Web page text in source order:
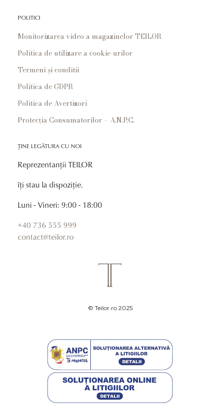
POLITICI
Monitorizarea video a magazinelor TEILOR
Politica de utilizare a cookie-urilor
Termeni și conditii
Politica de GDPR
Politica de Avertizori
Protecția Consumatorilor – A.N.P.C.
ȚINE LEGĂTURA CU NOI
Reprezentanții TEILOR
îți stau la dispoziție.
Luni - Vineri: 9:00 - 18:00
+40 736 555 999
contact@teilor.ro
© Teilor.ro 2025